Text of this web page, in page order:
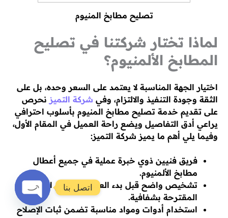
تصليح مطابخ المنيوم
لماذا تختار شركتنا في تصليح
المطابخ الألمنيوم؟
اختيار الجهة المناسبة لا يعتمد على السعر وحده، بل على
الثقة وجودة التنفيذ والالتزام، وفي شركة التميز نحرص
على تقديم خدمة تصليح مطابخ المنيوم بأسلوب احترافي
يراعي أدق التفاصيل ويضع راحة العميل في المقام الأول،
وفيما يلي أهم ما يميز شركة التميز:
فريق فنيين ذوي خبرة عملية في جميع أعطال
مطابخ الألمنيوم.
تشخيص واضح قبل بدء العمل مع شرح الحلول
المقترحة بشفافية.
استخدام أدوات ومواد مناسبة تضمن ثبات الإصلاح
اتصل بنا
Open